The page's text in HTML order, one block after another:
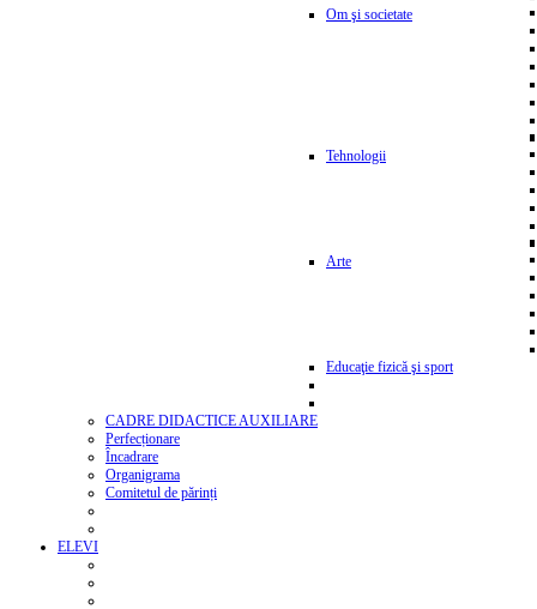
Om şi societate
Tehnologii
Arte
Educaţie fizică şi sport
CADRE DIDACTICE AUXILIARE
Perfecționare
Încadrare
Organigrama
Comitetul de părinți
ELEVI